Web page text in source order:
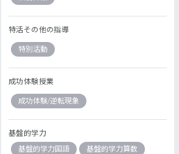
特活その他の指導
特別活動
成功体験授業
成功体験/逆転現象
基盤的学力
基盤的学力国語
基盤的学力算数